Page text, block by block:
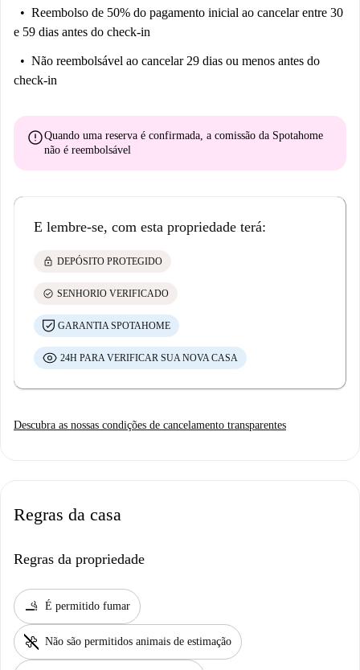
Reembolso de 50% do pagamento inicial ao cancelar entre 30
e 59 dias antes do check-in
Não reembolsável ao cancelar 29 dias ou menos antes do
check-in
errorQuando uma reserva é confirmada, a comissão da Spotahome
não é reembolsável
E lembre-se, com esta propriedade terá:
lock DEPÓSITO PROTEGIDO
check_circle SENHORIO VERIFICADO
GARANTIA SPOTAHOME
24H PARA VERIFICAR SUA NOVA CASA
Descubra as nossas condições de cancelamento transparentes
Regras da casa
Regras da propriedade
smoking_rooms É permitido fumar
pet_supplies Não são permitidos animais de estimação